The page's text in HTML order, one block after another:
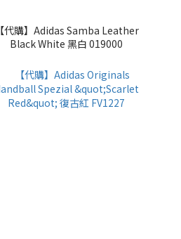
【代購】Adidas Samba Leather
Black White 黑白 019000